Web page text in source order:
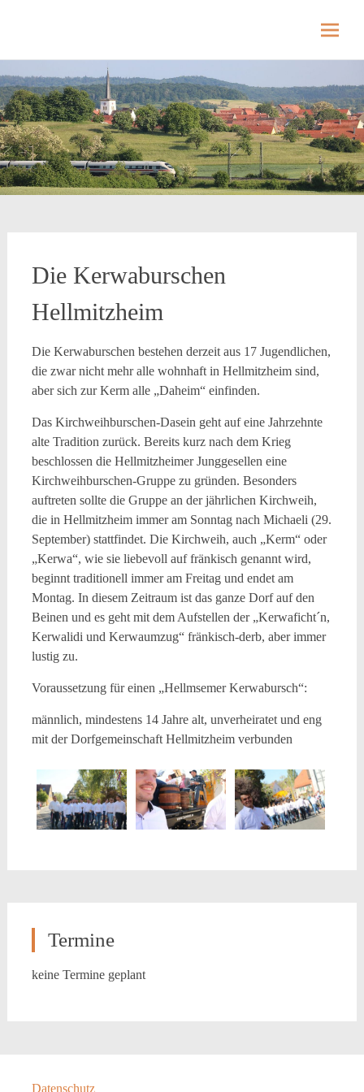
Hellmitzheim.de – fränkisches Dorf am Rande
Skip
content
Die Kerwaburschen
Hellmitzheim
Die Kerwaburschen bestehen derzeit aus 17 Jugendlichen,
die zwar nicht mehr alle wohnhaft in Hellmitzheim sind,
aber sich zur Kerm alle „Daheim“ einfinden.
Das Kirchweihburschen-Dasein geht auf eine Jahrzehnte
alte Tradition zurück. Bereits kurz nach dem Krieg
beschlossen die Hellmitzheimer Junggesellen eine
Kirchweihburschen-Gruppe zu gründen. Besonders
auftreten sollte die Gruppe an der jährlichen Kirchweih,
die in Hellmitzheim immer am Sonntag nach Michaeli (29.
September) stattfindet. Die Kirchweih, auch „Kerm“ oder
„Kerwa“, wie sie liebevoll auf fränkisch genannt wird,
beginnt traditionell immer am Freitag und endet am
Montag. In diesem Zeitraum ist das ganze Dorf auf den
Beinen und es geht mit dem Aufstellen der „Kerwaficht´n,
Kerwalidi und Kerwaumzug“ fränkisch-derb, aber immer
lustig zu.
Voraussetzung für einen „Hellmsemer Kerwabursch“:
männlich, mindestens 14 Jahre alt, unverheiratet und eng
mit der Dorfgemeinschaft Hellmitzheim verbunden
Termine
keine Termine geplant
Datenschutz